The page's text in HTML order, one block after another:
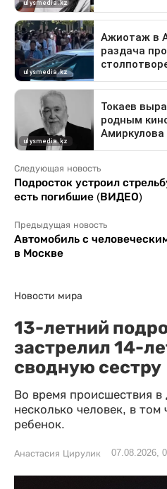
Следующая новость
Подросток устроил
есть погибшие (ВИДЕО)
Предыдущая новость
Автомобиль с
в Москве
Новости мира
13-летний
застрелил 14-
сводную сестру
Во время происшествия в
несколько человек, в том
ребенок.
Анастасия Цирулик 07.08.2026,